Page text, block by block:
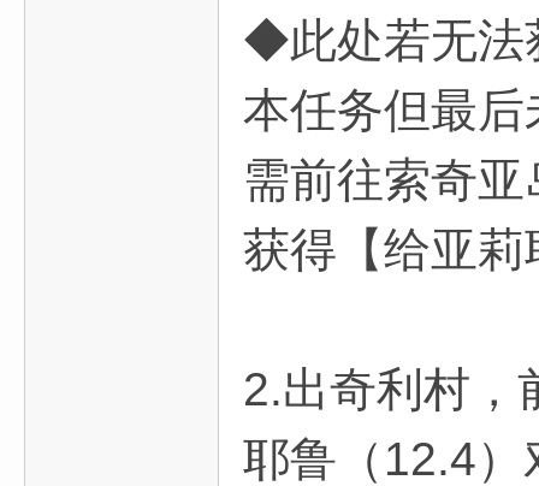
◆此处若无法
本任务但最
需前往索奇
获得【给亚
2.出奇利村，
耶鲁（12.4）